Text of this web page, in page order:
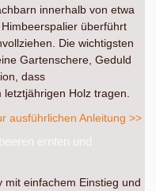
innerhalb von etwa
überführt
Die wichtigsten
Gartenschere, Geduld
dass
Holz tragen.
ausführlichen Anleitung >>
ernten und
mit einfachem Einstieg und